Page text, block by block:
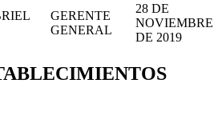
GERENTE
GENERAL
28 DE
NOVIEMBRE
DE 2019